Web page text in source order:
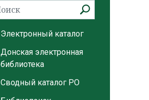
Электронный каталог
Донская электронная
библиотека
Сводный каталог РО